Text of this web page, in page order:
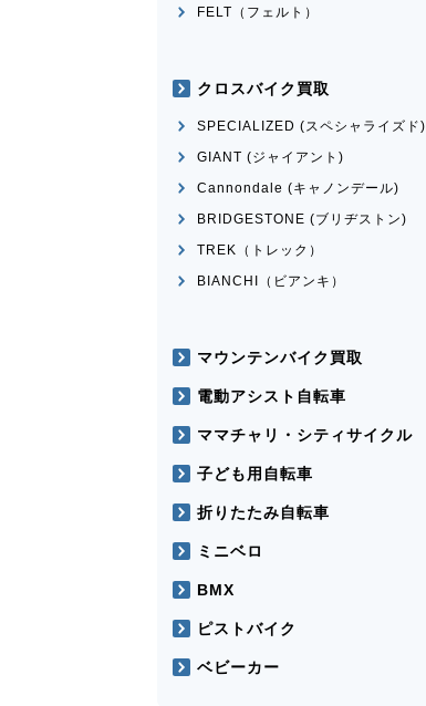
FELT（フェルト）
クロスバイク買取
SPECIALIZED (スペシャライズド)
GIANT (ジャイアント)
Cannondale (キャノンデール)
BRIDGESTONE (ブリヂストン)
TREK（トレック）
BIANCHI（ビアンキ）
マウンテンバイク買取
電動アシスト自転車
ママチャリ・シティサイクル
子ども用自転車
折りたたみ自転車
ミニベロ
BMX
ピストバイク
ベビーカー